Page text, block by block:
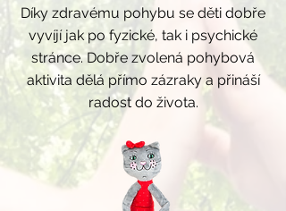
Díky zdravému pohybu se děti dobře
vyvíjí jak po fyzické, tak i psychické
stránce. Dobře zvolená pohybová
aktivita dělá přímo zázraky a přináší
radost do života.